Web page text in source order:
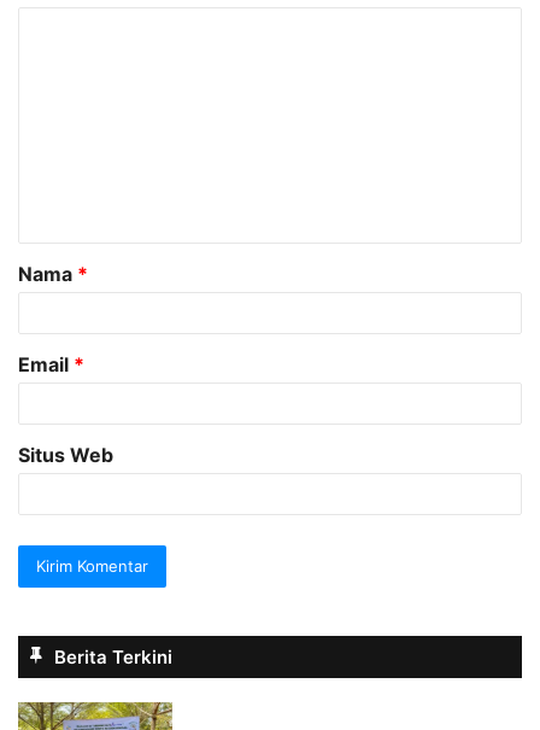
a
r
Nama *
Email *
Situs Web
Berita Terkini